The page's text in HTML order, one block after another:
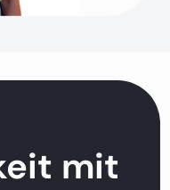
mit